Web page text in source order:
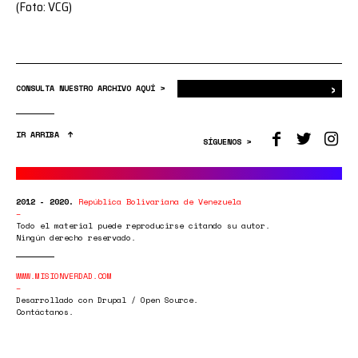
(Foto: VCG)
CONSULTA NUESTRO ARCHIVO AQUÍ > ›
IR ARRIBA
SÍGUENOS >
2012 - 2020. República Bolivariana de Venezuela
Todo el material puede reproducirse citando su autor.
Ningún derecho reservado.
WWW.MISIONVERDAD.COM
Desarrollado con Drupal / Open Source.
Contáctanos.